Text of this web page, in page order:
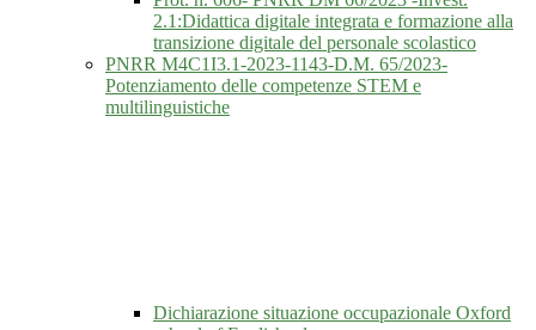
2.1:Didattica digitale integrata e formazione alla
transizione digitale del personale scolastico
PNRR M4C1I3.1-2023-1143-D.M. 65/2023-
Potenziamento delle competenze STEM e
multilinguistiche
Dichiarazione situazione occupazionale Oxford